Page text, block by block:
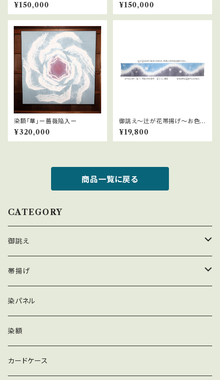
¥150,000 ¥150,000
染額「華」ー薔薇陥入ー
¥320,000
御誂え～辻が花帯揚げ～お色を
選んで組み合わせて～２色～
¥19,800
商品一覧に戻る
CATEGORY
御誂え
帯揚げ
雪花絞り
辻が花
ストール・スカーフ
帯揚げ
辻が花
雪花絞り
むら絞り
染パネル
染額
カードケース